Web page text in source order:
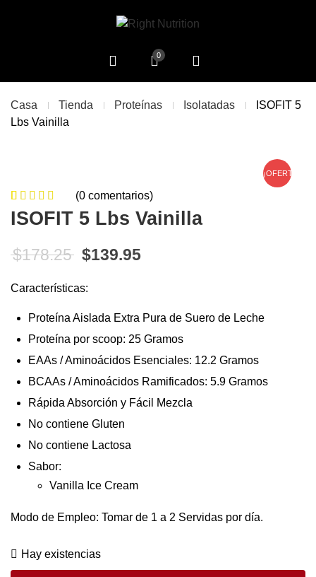
0
Casa Tienda Proteínas Isolatadas
ISOFIT 5
Lbs Vainilla
¡OFERTA!
0de
5
0
customer
ratings
(0 comentarios)
ISOFIT 5 Lbs Vainilla
$178.25 El precio original era: $178.25.
$139.95El precio actual es:
Características:
Proteína Aislada Extra Pura de Suero de Leche
Proteína por scoop: 25 Gramos
EAAs / Aminoácidos Esenciales: 12.2 Gramos
BCAAs / Aminoácidos Ramificados: 5.9 Gramos
Rápida Absorción y Fácil Mezcla
No contiene Gluten
No contiene Lactosa
Sabor:
Vanilla Ice Cream
Modo de Empleo: Tomar de 1 a 2 Servidas por día.
Hay existencias